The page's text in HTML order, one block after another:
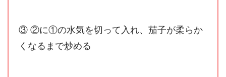
③ ②に①の水気を切って入れ、茄子が柔らか
くなるまで炒める